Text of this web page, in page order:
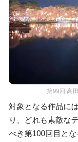
第99回 高
対象となる作品に
り、どれも素敵な
べき第100回目と